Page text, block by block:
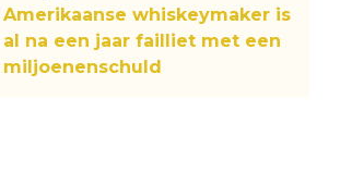
Amerikaanse whiskeymaker is
al na een jaar failliet met een
miljoenenschuld